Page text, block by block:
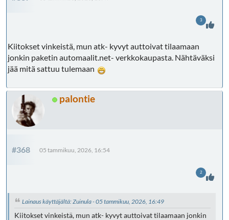
Kiitokset vinkeistä, mun atk- kyvyt auttoivat tilaamaan
jonkin paketin automaalit.net- verkkokaupasta. Nähtäväksi
jää mitä sattuu tulemaan
3
palontie
#368 05 tammikuu, 2026, 16:54
Lainaus käyttäjältä: Zuinula - 05 tammikuu, 2026, 16:49
Kiitokset vinkeistä, mun atk- kyvyt auttoivat tilaamaan jonkin
2